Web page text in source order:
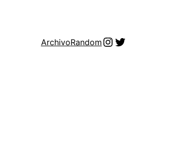
ArchivoRandomInstagram
Twitter